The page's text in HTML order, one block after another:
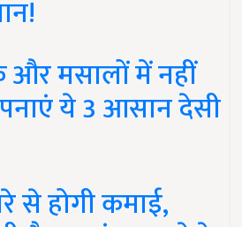
और मसालों में नहीं
ये 3 आसान देसी
से होगी कमाई,